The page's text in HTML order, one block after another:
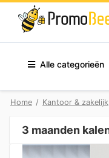
Alle categorieën
Home / Kantoor & zakelijk
3 maanden